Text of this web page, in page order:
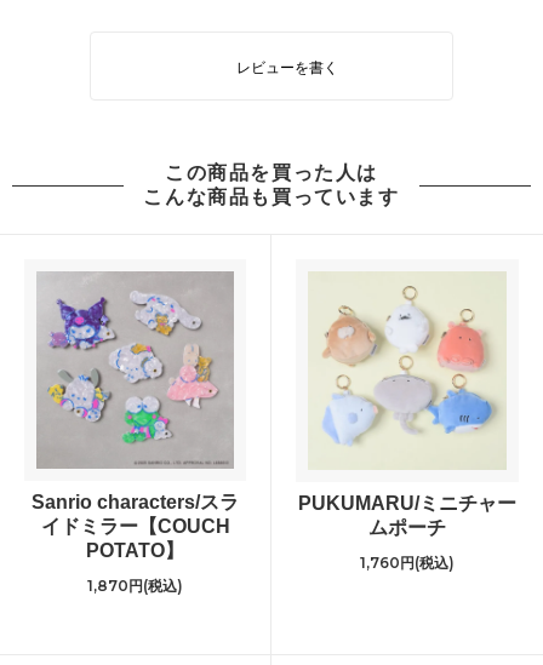
レビューを書く
この商品を買った人は
こんな商品も買っています
Sanrio characters/スラ
イドミラー【COUCH
POTATO】
1,870円(税込)
PUKUMARU/ミニチャー
ムポーチ
1,760円(税込)